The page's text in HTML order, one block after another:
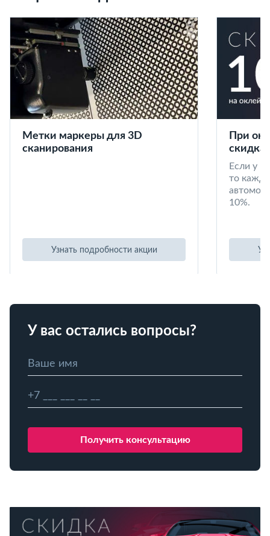
Метки маркеры для 3D
сканирования
Узнать подробности акции
При
скидка
Если у
то
10%.
У вас остались вопросы?